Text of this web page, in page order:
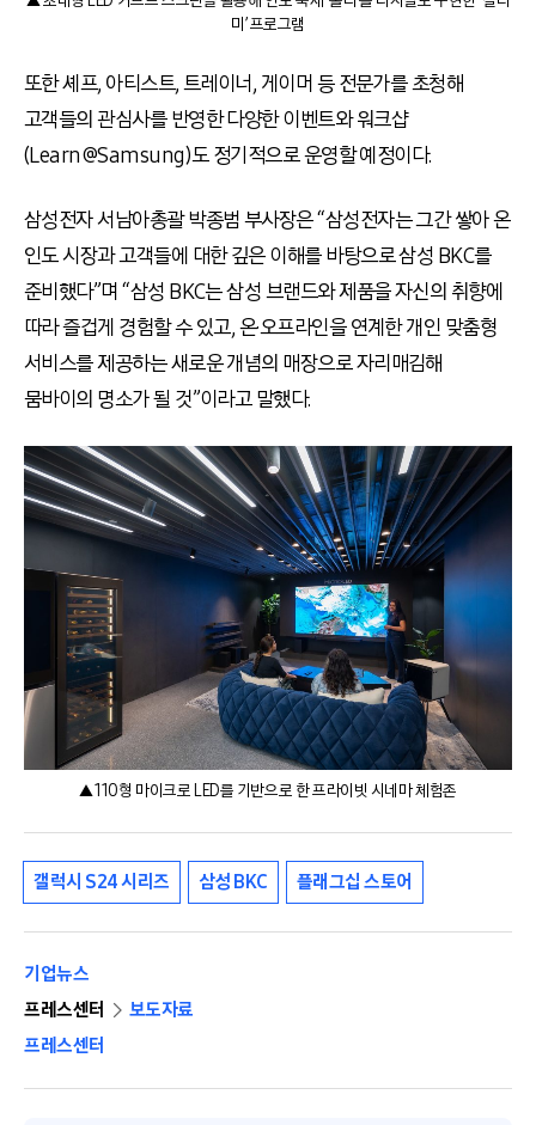
미’ 프로그램
또한 셰프, 아티스트, 트레이너, 게이머 등 전문가를 초청해
고객들의 관심사를 반영한 다양한 이벤트와 워크샵
(Learn@Samsung)도 정기적으로 운영할 예정이다.
삼성전자 서남아총괄 박종범 부사장은 “삼성전자는 그간 쌓아 온
인도 시장과 고객들에 대한 깊은 이해를 바탕으로 삼성 BKC를
준비했다”며 “삼성 BKC는 삼성 브랜드와 제품을 자신의 취향에
따라 즐겁게 경험할 수 있고, 온·오프라인을 연계한 개인 맞춤형
서비스를 제공하는 새로운 개념의 매장으로 자리매김해
뭄바이의 명소가 될 것”이라고 말했다.
▲ 110형 마이크로 LED를 기반으로 한 프라이빗 시네마 체험존
갤럭시 S24 시리즈 삼성 BKC 플래그십 스토어
기업뉴스
프레스센터
보도자료
프레스센터